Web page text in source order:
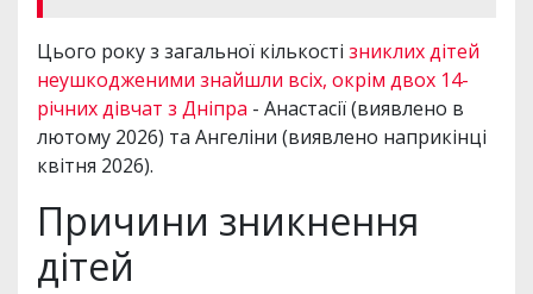
Цього року з загальної кількості зниклих дітей
неушкодженими знайшли всіх, окрім двох 14-
річних дівчат з Дніпра - Анастасії (виявлено в
лютому 2026) та Ангеліни (виявлено наприкінці
квітня 2026).
Причини зникнення
дітей